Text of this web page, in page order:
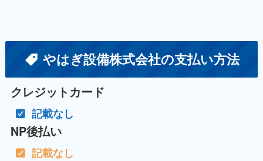
やはぎ設備株式会社の支払い方法
クレジットカード
記載なし
NP後払い
記載なし